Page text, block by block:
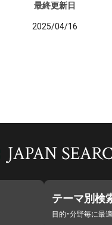
最終更新日
2025/04/16
テーマ別検
目的・分野毎に最